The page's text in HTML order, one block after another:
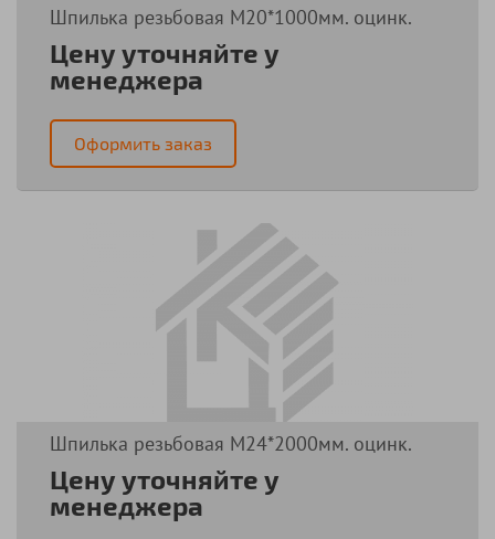
Шпилька резьбовая М20*1000мм. оцинк.
Цену уточняйте у
менеджера
Оформить заказ
Шпилька резьбовая М24*2000мм. оцинк.
Цену уточняйте у
менеджера